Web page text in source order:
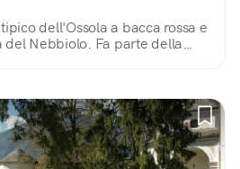
dell'Ossola a bacca rossa e
Nebbiolo. Fa parte della